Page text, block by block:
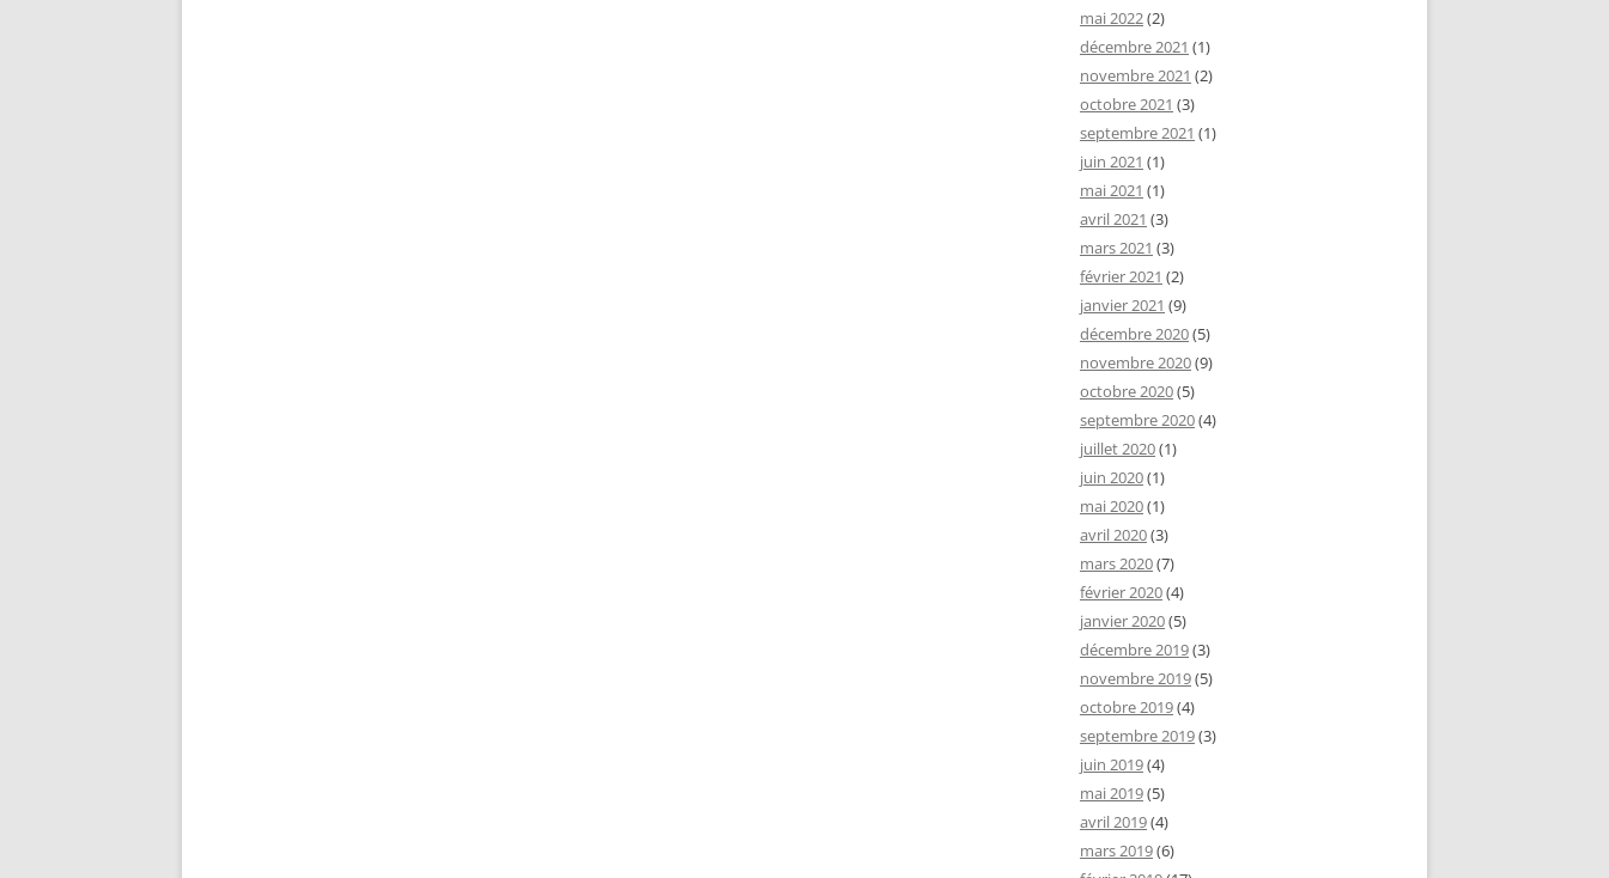
mai 2022(2)
décembre 2021 (1)
novembre 2021 (2)
octobre 2021 (3)
septembre 2021 (1)
juin 2021 (1)
mai 2021 (1)
avril 2021 (3)
mars 2021 (3)
février 2021 (2)
janvier 2021 (9)
décembre 2020(5)
novembre 2020(9)
octobre 2020(5)
septembre 2020(4)
juillet 2020(1)
juin 2020(1)
mai 2020(1)
avril 2020(3)
mars 2020(7)
février 2020(4)
janvier 2020(5)
décembre 2019(3)
novembre 2019(5)
octobre 2019(4)
septembre 2019(3)
juin 2019(4)
mai 2019(5)
avril 2019(4)
mars 2019(6)